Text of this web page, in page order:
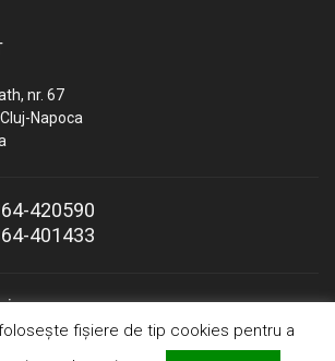
nr. 67
Napoca
420590
401433
in maxim 24 de ore
fișiere de tip cookies pentru a